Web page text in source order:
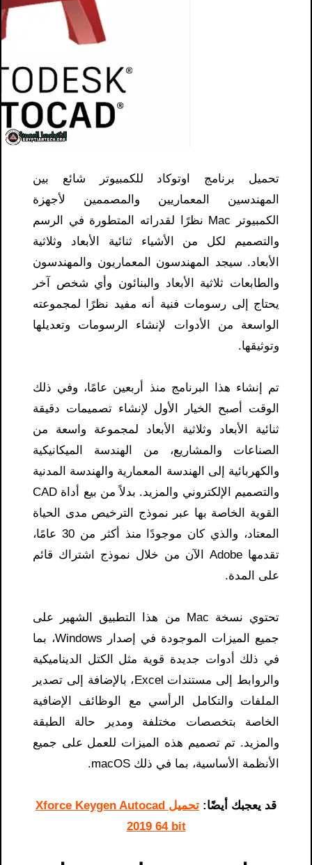
تحميل برنامج اوتوكاد للكمبيوتر شائع بين
المهندسين المعماريين والمصممين لأجهزة
الكمبيوتر Mac نظرًا لقدراته المتطورة في الرسم
والتصميم لكل من الأشياء ثنائية الأبعاد وثلاثية
الأبعاد. سيجد المهندسون المعماريون والمهندسون
والطابعات ثلاثية الأبعاد والبنائون وأي شخص آخر
يحتاج إلى رسومات فنية أنه مفيد نظرًا لمجموعته
الواسعة من الأدوات لإنشاء الرسومات وتعديلها
وتوثيقها.
تم إنشاء هذا البرنامج منذ أربعين عامًا، وفي ذلك
الوقت أصبح الخيار الأول لإنشاء تصميمات دقيقة
ثنائية الأبعاد وثلاثية الأبعاد لمجموعة واسعة من
الصناعات والمشاريع، من الهندسة الميكانيكية
والكهربائية إلى الهندسة المعمارية والهندسة المدنية
والتصميم الإلكتروني والمزيد. بدلاً من بيع أداة CAD
القوية الخاصة بها عبر نموذج الترخيص مدى الحياة
المعتاد، والذي كان موجودًا منذ أكثر من 30 عامًا،
تقدمها Adobe الآن من خلال نموذج اشتراك قائم
على المدة.
تحتوي نسخة Mac من هذا التطبيق الشهير على
جميع الميزات الموجودة في إصدار Windows، بما
في ذلك أدوات جديدة قوية مثل الكتل الديناميكية
والروابط إلى مستندات Excel، بالإضافة إلى تصدير
الملفات والتكامل الرأسي مع الوظائف الإضافية
الخاصة بتخصصات مختلفة ومدير حالة الطبقة
والمزيد. تم تصميم هذه الميزات للعمل على جميع
الأنظمة الأساسية، بما في ذلك macOS.
قد يعجبك أيضًا:
تحميل Xforce Keygen Autocad
2019 64 bit